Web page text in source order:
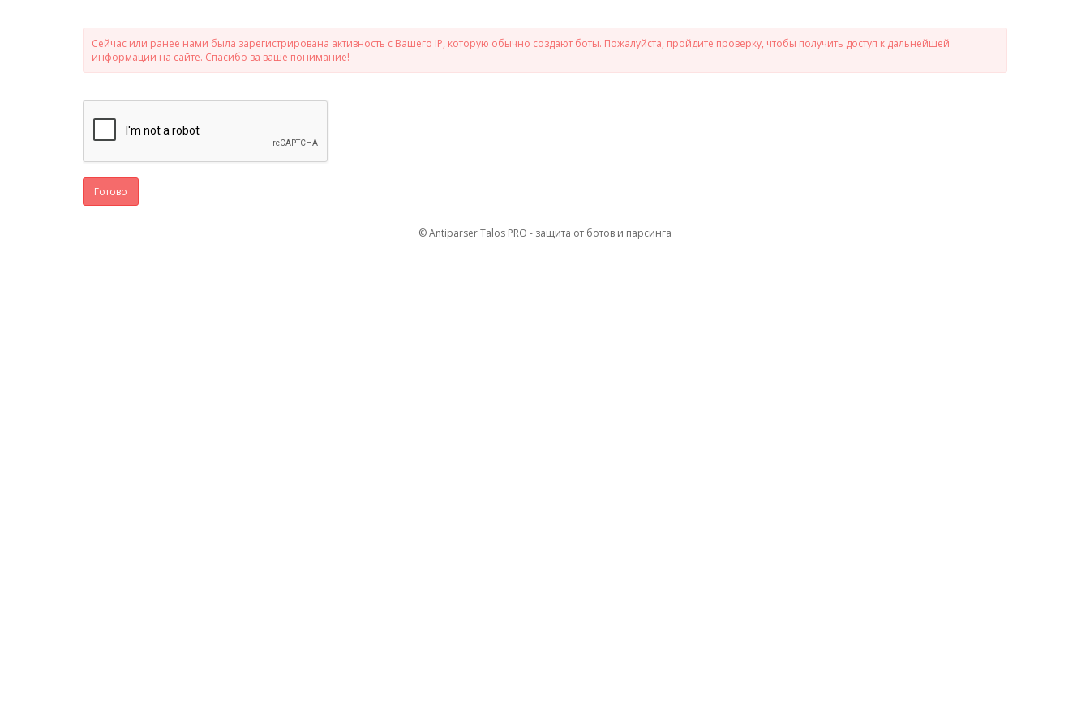
Сейчас или ранее нами была зарегистрирована активность с Вашего IP, которую обычно создают боты. Пожалуйста, пройдите проверку, чтобы получить доступ к дальнейшей
информации на сайте. Спасибо за ваше понимание!
Готово
© Antiparser Talos PRO - защита от ботов и парсинга